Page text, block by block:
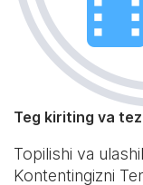
Teg kiriting va
Topilishi va
Kontentingizni